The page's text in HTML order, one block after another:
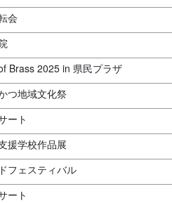
会
Brass 2025 in 県民プラザ
つ地域文化祭
ート
援学校作品展
フェスティバル
ート